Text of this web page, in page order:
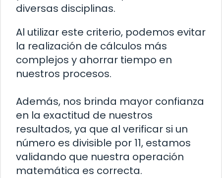
diversas disciplinas.
Al utilizar este criterio, podemos evitar
la realización de cálculos más
complejos y ahorrar tiempo en
nuestros procesos.
Además, nos brinda mayor confianza
en la exactitud de nuestros
resultados, ya que al verificar si un
número es divisible por 11, estamos
validando que nuestra operación
matemática es correcta.